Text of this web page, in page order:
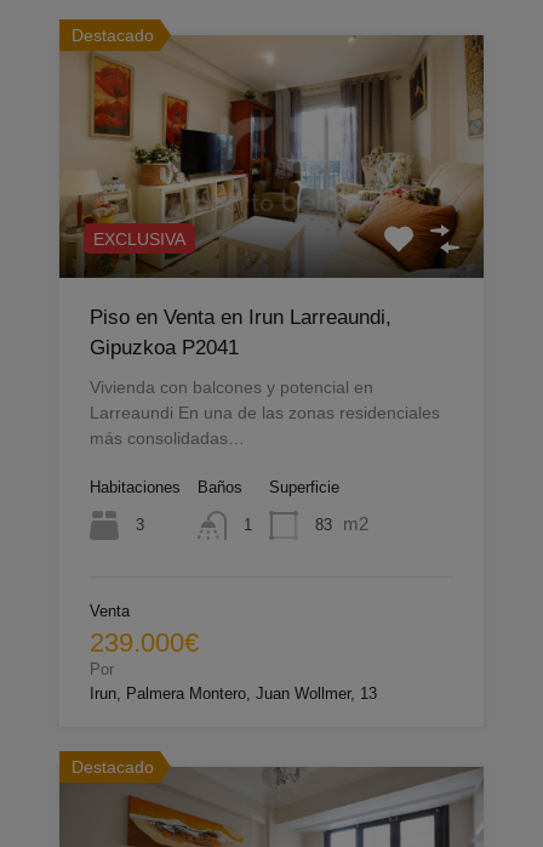
Destacado
EXCLUSIVA
Piso en Venta en Irun Larreaundi,
Gipuzkoa P2041
Vivienda con balcones y potencial en
Larreaundi En una de las zonas residenciales
más consolidadas…
Habitaciones
3
Baños
1
Superficie
83 m2
Venta
239.000€
Por
Irun, Palmera Montero, Juan Wollmer, 13
Destacado